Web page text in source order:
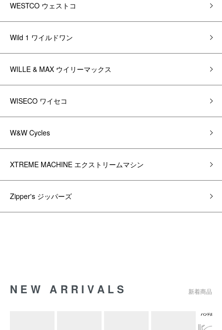
WESTCO ウェストコ
Wild 1 ワイルドワン
WILLE & MAX ウイリーマックス
WISECO ワイセコ
W&W Cycles
XTREME MACHINE エクストリームマシン
Zipper's ジッパーズ
NEW ARRIVALS 新着商品